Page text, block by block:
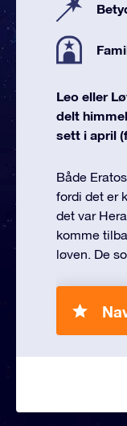
Leo eller
delt
sett i april
Både
fordi det er
det var
komme
løven. De